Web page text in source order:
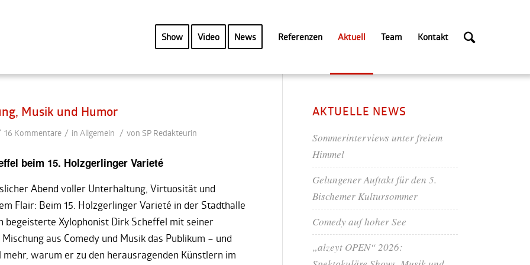
Show Video News Referenzen Aktuell Team Kontakt
Musik und Humor
16 Kommentare / in Allgemein / von SP Redakteurin
beim 15. Holzgerlinger Varieté
Abend voller Unterhaltung, Virtuosität und
Flair: Beim 15. Holzgerlinger Varieté in der Stadthalle
begeisterte Xylophonist Dirk Scheffel mit seiner
aus Comedy und Musik das Publikum – und
warum er zu den herausragenden Künstlern im
AKTUELLE NEWS
Sommerinterviews unter freiem
Himmel
Gelungener Auftakt für den 5.
Bischemer Kultursommer
Comedy auf hoher See
„alzeyt OPEN“ 2026: